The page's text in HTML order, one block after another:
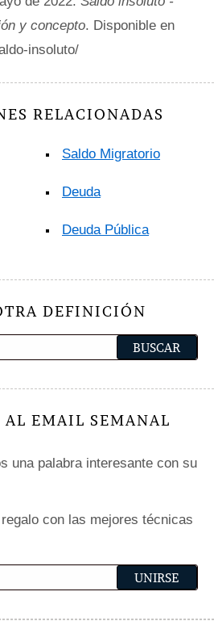
y concepto. Disponible en
insoluto/
RELACIONADAS
Saldo Migratorio
Deuda
Deuda Pública
DEFINICIÓN
AL EMAIL SEMANAL
una palabra interesante con su
con las mejores técnicas